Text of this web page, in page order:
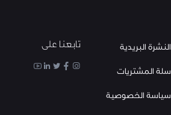
النشرة البريدية
سلة المشتريات
سياسة الخصوصية
تابعنا على